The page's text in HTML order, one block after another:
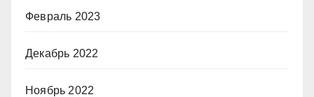
Февраль 2023
Декабрь 2022
Ноябрь 2022